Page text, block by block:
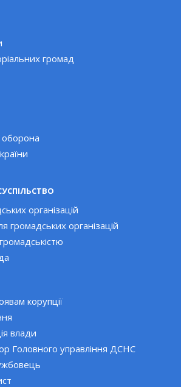
громад
оборона
організацій
громадських організацій
корупції
влади
Головного управління ДСНС